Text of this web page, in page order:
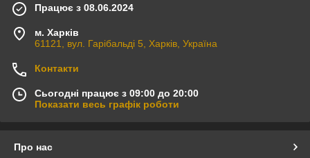
Працює з 08.06.2024
м. Харків
61121, вул. Гарібальді 5, Харків, Україна
Контакти
Сьогодні працює з 09:00 до 20:00
Показати весь графік роботи
Про нас